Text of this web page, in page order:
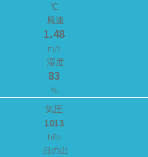
℃
風速
1.48
m/s
湿度
83
%
気圧
1013
hPa
日の出